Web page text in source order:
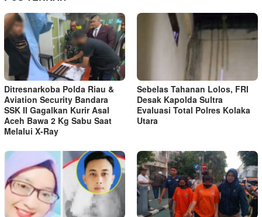
Ditresnarkoba Polda Riau &
Aviation Security Bandara
SSK II Gagalkan Kurir Asal
Aceh Bawa 2 Kg Sabu Saat
Melalui X-Ray
Sebelas Tahanan Lolos, FRI
Desak Kapolda Sultra
Evaluasi Total Polres Kolaka
Utara